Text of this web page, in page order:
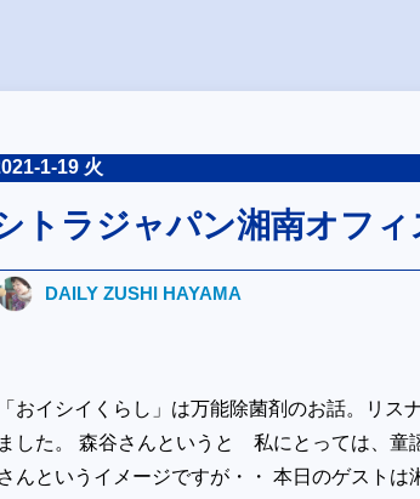
1-19 火
トラジャパン湘南オフ
DAILY ZUSHI HAYAMA
「おイシイくらし」は万能除菌剤のお話。リス
ました。 森谷さんというと 私にとっては、童
さんというイメージですが・・ 本日のゲストは